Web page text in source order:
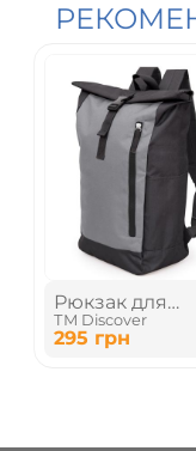
Рюкзак для
ноутбука
ТМ Discover
295 грн